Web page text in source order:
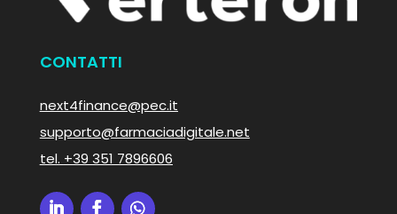
CONTATTI
next4finance@pec.it
supporto@farmaciadigitale.net
tel. +39 351 7896606